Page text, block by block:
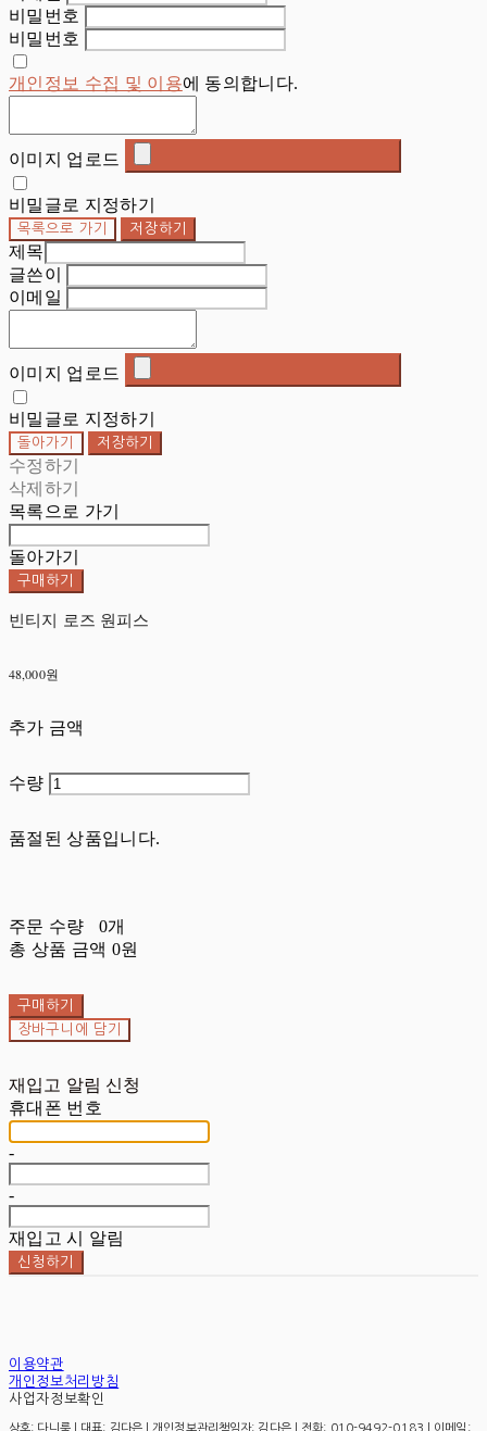
비밀번호
비밀번호
개인정보 수집 및 이용에 동의합니다.
이미지 업로드
비밀글로 지정하기
목록으로 가기 저장하기
제목
글쓴이
이메일
이미지 업로드
비밀글로 지정하기
돌아가기 저장하기
수정하기
삭제하기
목록으로 가기
돌아가기
구매하기
빈티지 로즈 원피스
48,000원
추가 금액
수량
품절된 상품입니다.
주문 수량
0개
총 상품 금액 0원
구매하기
장바구니에 담기
재입고 알림 신청
휴대폰 번호
-
-
재입고 시 알림
신청하기
이용약관
개인정보처리방침
사업자정보확인
상호: 다니룩 | 대표: 김다은 | 개인정보관리책임자: 김다은 | 전화: 010-9492-0183 | 이메일: